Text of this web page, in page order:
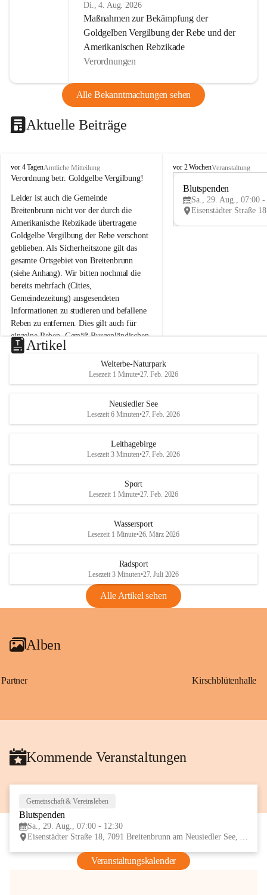
Di., 4. Aug. 2026
Maßnahmen zur Bekämpfung der
Goldgelben Vergilbung der Rebe und der
Amerikanischen Rebzikade
Verordnungen
Alle Bekanntmachungen sehen
Aktuelle Beiträge
B
r
i
t
e
n
b
r
u
n
n
a
m
N
e
u
s
d
S
vor 4 TagenAmtliche Mitteilung
Verordnung betr. Goldgelbe Vergilbung!
Leider ist auch die Gemeinde
Breitenbrunn nicht vor der durch die
Amerikanische Rebzikade übertragene
Goldgelbe Vergilbung der Rebe verschont
geblieben. Als Sicherheitszone gilt das
gesamte Ortsgebiet von Breitenbrunn
(siehe Anhang). Wir bitten nochmal die
bereits mehrfach (Cities,
Gemeindezeitung) ausgesendeten
Informationen zu studieren und befallene
Reben zu entfernen. Dies gilt auch für
einzelne Reben. Gemäß Burgenländischen
Weinbaugesetz sind nicht gepflegte oder
unzulässige Weingärten zu roden! Bitte
helfen wir zusammen um unsere Winzer
vor den prognostizierten Ernteausfällen
und den daraus folgenden wirtschaftlichen
Maßnahmen zur Bekämpfung
Rebe und der Amerikanischen
Anhang VBl. EU Nr. 18
1 Seite•1,4 MB
VBl. EU Nr. 18_2026
B
e
u
e
d
r
S
vor 2 WochenVeranstaltung
Blutspenden
Sa., 29. Aug., 07:00 -
Artikel
Welterbe-Naturpark
Lesezeit 1 Minute•27. Feb. 2026
Neusiedler See
Lesezeit 6 Minuten•27. Feb. 2026
Leithagebirge
Lesezeit 3 Minuten•27. Feb. 2026
Sport
Lesezeit 1 Minute•27. Feb. 2026
Wassersport
Lesezeit 1 Minute•26. März 2026
Radsport
Lesezeit 3 Minuten•27. Juli 2026
Alle Artikel sehen
Alben
Partner Kirschblütenhalle
Kommende Veranstaltungen
Gemeinschaft & Vereinsleben
Blutspenden
Sa., 29. Aug., 07:00 - 12:30
Eisenstädter Straße 18, 7091 Breitenbrunn am Neusiedler See, AUT
Veranstaltungskalender